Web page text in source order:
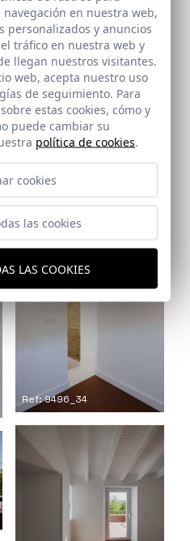
Ref: 9496_31
Ref: 9496_34
en nuestra web,
personalizados y anuncios
tráfico en nuestra web y
llegan nuestros visitantes.
web, acepta nuestro uso
de seguimiento. Para
estas cookies, cómo y
puede cambiar su
política de cookies.
cookies
las cookies
LAS COOKIES